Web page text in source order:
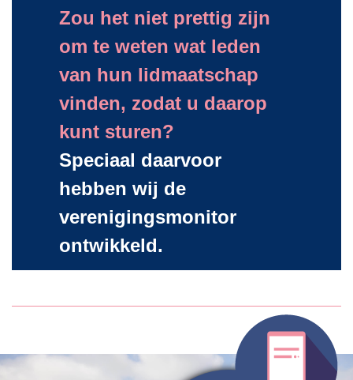
Zou het niet prettig zijn
om te weten wat leden
van hun lidmaatschap
vinden, zodat u daarop
kunt sturen?
Speciaal daarvoor
hebben wij de
verenigingsmonitor
ontwikkeld.